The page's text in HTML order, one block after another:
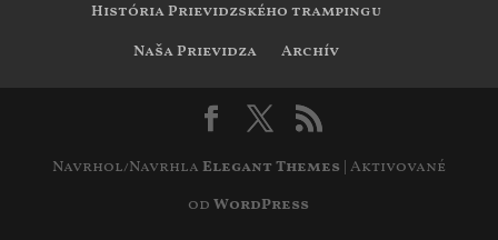
História Prievidzského trampingu
Naša Prievidza
Archív
Navrhol/Navrhla Elegant Themes | Aktivované
odWordPress